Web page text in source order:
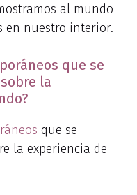
al mundo
en nuestro interior.
que se
la
que se
la experiencia de